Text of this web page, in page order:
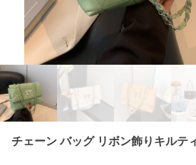
チェーン バッグ リボン飾りキルテ